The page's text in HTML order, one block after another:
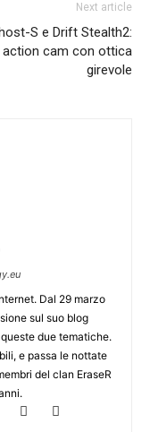
Next article
S e Drift Stealth2:
action cam con ottica
girevole
Dal 29 marzo
sul suo blog
due tematiche.
e passa le nottate
del clan EraseR